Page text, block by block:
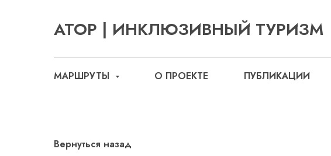
АТОР | ИНКЛЮЗИВНЫЙ ТУРИЗМ
МАРШРУТЫ О ПРОЕКТЕ ПУБЛИКАЦИИ
Вернуться назад